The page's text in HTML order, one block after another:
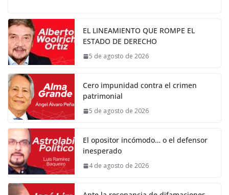
EL LINEAMIENTO QUE ROMPE EL
ESTADO DE DERECHO
5 de agosto de 2026
Cero impunidad contra el crimen
patrimonial
5 de agosto de 2026
El opositor incómodo… o el defensor
inesperado
4 de agosto de 2026